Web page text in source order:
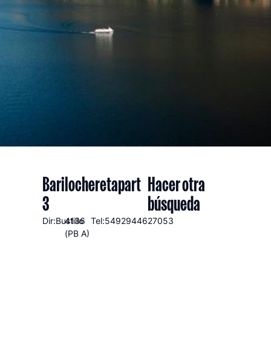
Barilocheretapart
3
Dir:Bustillo
4136
(PB A)
Tel:5492944627053
Hacer otra
búsqueda